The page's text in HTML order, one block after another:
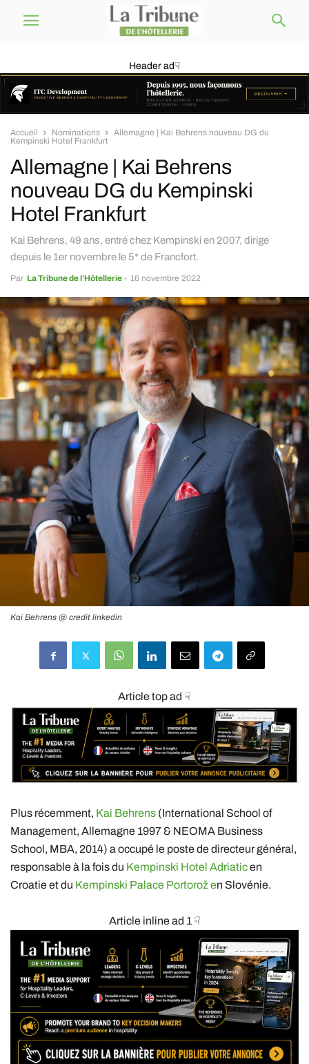
Header ad☟
Accueil Nominations
Allemagne | Kai Behrens nouveau DG du
Kempinski Hotel Frankfurt
Allemagne | Kai Behrens
nouveau DG du Kempinski
Hotel Frankfurt
Kai Behrens, 49 ans, entré chez Kempinski en 2007, dirige
depuis le 1er novembre le 5* de Francfort.
Par La Tribune de l’Hôtellerie - 16 novembre 2022
Kai Behrens @ credit linkedin
Article top ad ☟
Plus récemment, Kai Behrens (International School of
Management, Allemagne 1997 & NEOMA Business
School, MBA, 2014) a occupé le poste de directeur général,
responsable à la fois du Kempinski Hotel Adriaticen
Croatie et du Kempinski Palace Portorož en Slovénie.
Article inline ad 1 ☟